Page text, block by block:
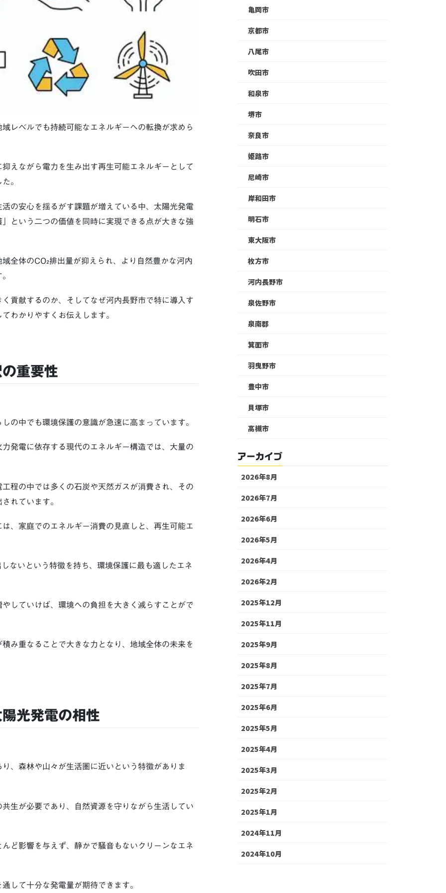
レベルでも持続可能なエネルギーへの転換が求めら
えながら電力を生み出す再生可能エネルギーとして
。
の安心を揺るがす課題が増えている中、太陽光発電
という二つの価値を同時に実現できる点が大きな強
全体のCO₂排出量が抑えられ、より自然豊かな河内
貢献するのか、そしてなぜ河内長野市で特に導入す
わかりやすくお伝えします。
重要性
の中でも環境保護の意識が急速に高まっています。
発電に依存する現代のエネルギー構造では、大量の
程の中では多くの石炭や天然ガスが消費され、その
れています。
、家庭でのエネルギー消費の見直しと、再生可能エ
ないという特徴を持ち、環境保護に最も適したエネ
していけば、環境への負担を大きく減らすことがで
み重なることで大きな力となり、地域全体の未来を
光発電の相性
、森林や山々が生活圏に近いという特徴がありま
生が必要であり、自然資源を守りながら生活してい
ど影響を与えず、静かで騒音もないクリーンなエネ
して十分な発電量が期待できます。
亀岡市
京都市
八尾市
吹田市
和泉市
堺市
奈良市
姫路市
尼崎市
岸和田市
明石市
東大阪市
枚方市
河内長野市
泉佐野市
泉南郡
箕面市
羽曳野市
豊中市
貝塚市
高槻市
アーカイブ
2026年8月
2026年7月
2026年6月
2026年5月
2026年4月
2026年2月
2025年12月
2025年11月
2025年9月
2025年8月
2025年7月
2025年6月
2025年5月
2025年4月
2025年3月
2025年2月
2025年1月
2024年11月
2024年10月